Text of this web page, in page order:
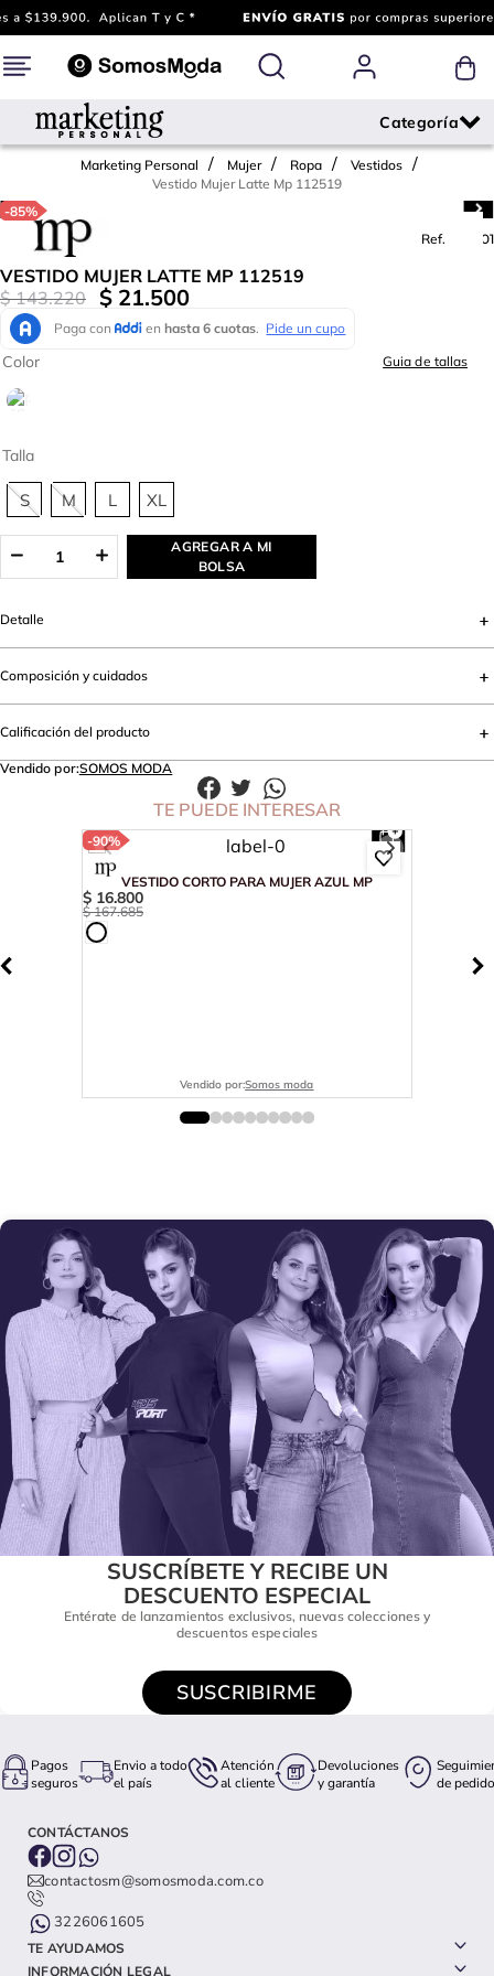
Marketing Personal Mujer Ropa
Vestidos
Vestido Mujer Latte Mp 112519
-85%
Ref.
782001
VESTIDO MUJER LATTE MP 112519
$ 143.220 $ 21.500
Talla
S M L XL
Color Guia de tallas
AGREGAR A MI
BOLSA
Detalle
Composición y cuidados
Calificación del producto
Vendido por:SOMOS MODA
TE PUEDE INTERESAR
-90%
VESTIDO CORTO PARA MUJER AZUL MP
$ 16.800
$ 167.685
Vendido por:Somos moda
SUSCRÍBETE Y RECIBE UN
DESCUENTO ESPECIAL
Entérate de lanzamientos exclusivos, nuevas colecciones y
descuentos especiales
SUSCRIBIRME
Pagos
seguros
Envio a todo
el país
Atención
al cliente
Devoluciones
y garantía
de pedido
CONTÁCTANOS
contactosm@somosmoda.com.co
3226061605
TE AYUDAMOS
INFORMACIÓN LEGAL